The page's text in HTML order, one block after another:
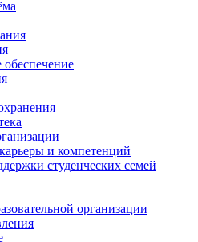
и компетенций
студенческих семей
организации